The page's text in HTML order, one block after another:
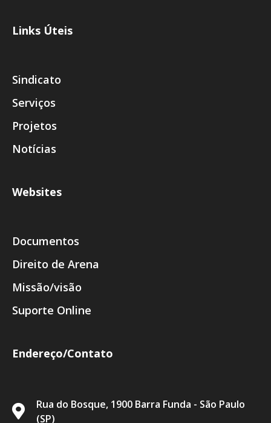
Links Úteis
Sindicato
Serviços
Projetos
Notícias
Websites
Documentos
Direito de Arena
Missão/visão
Suporte Online
Endereço/Contato
Rua do Bosque, 1900 Barra Funda - São Paulo
(SP)